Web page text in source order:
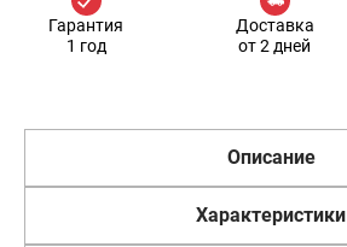
Гарантия
1 год
Доставка
от 2 дней
Описание
Характеристики